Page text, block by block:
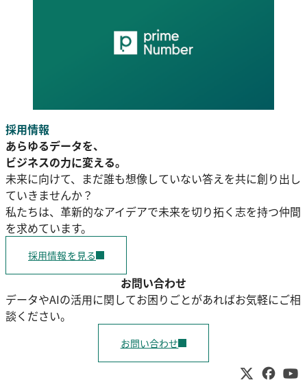
採用情報
あらゆるデータを、
ビジネスの力に変える。
未来に向けて、まだ誰も想像していない答えを共に創り出し
ていきませんか？
私たちは、革新的なアイデアで未来を切り拓く志を持つ仲間
を求めています。
採用情報を見る
お問い合わせ
データやAIの活用に関してお困りごとがあればお気軽にご相
談ください。
お問い合わせ